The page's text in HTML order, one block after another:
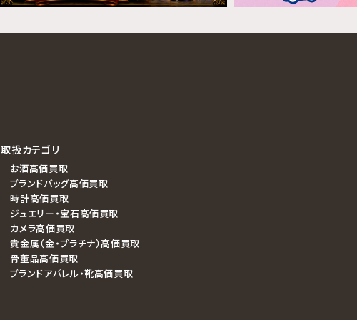
取扱カテゴリ
お酒高価買取
ブランドバッグ高価買取
時計高価買取
ジュエリー・宝石高価買取
カメラ高価買取
貴金属（金・プラチナ）高価買取
骨董品高価買取
ブランドアパレル・靴高価買取